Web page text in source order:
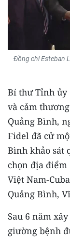
Chuyên trang
Chuyên trang
CHUYÊN ĐỀ
VỀ BÁO NHÂN
THỜI NAY
NHÂN DÂN
NHÂN DÂN
MUA BÁO
ĐỌC BÁO IN
Đồng chí Esteban
Bí thư Tỉnh ủy
và cảm
Quảng Bình,
Fidel đã cử
Bình khảo sát
chọn địa
Việt Nam-
Quảng Bình,
Sau 6 năm
giường bệnh